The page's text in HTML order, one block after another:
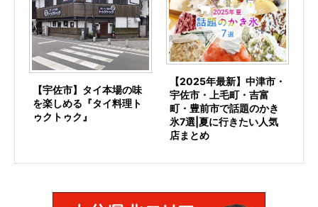
【宇佐市】タイ本場の味
を楽しめる『タイ料理ト
ゥクトゥク』
【2025年最新】中津市・
宇佐市・上毛町・吉富
町・豊前市で話題のかき
氷7選|夏に行きたい人気
店まとめ